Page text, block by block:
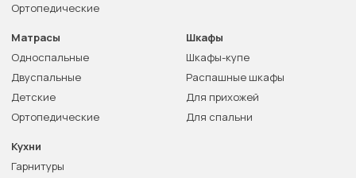
Ортопедические
Матрасы
Односпальные
Двуспальные
Детские
Ортопедические
Шкафы
Шкафы-купе
Распашные шкафы
Для прихожей
Для спальни
Кухни
Гарнитуры